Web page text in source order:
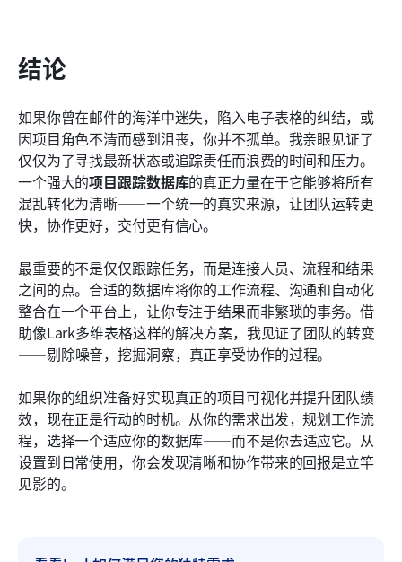
结论
如果你曾在邮件的海洋中迷失，陷入电子表格的纠结，或
因项目角色不清而感到沮丧，你并不孤单。我亲眼见证了
仅仅为了寻找最新状态或追踪责任而浪费的时间和压力。
一个强大的项目跟踪数据库的真正力量在于它能够将所有
混乱转化为清晰——一个统一的真实来源，让团队运转更
快，协作更好，交付更有信心。
最重要的不是仅仅跟踪任务，而是连接人员、流程和结果
之间的点。合适的数据库将你的工作流程、沟通和自动化
整合在一个平台上，让你专注于结果而非繁琐的事务。借
助像Lark多维表格这样的解决方案，我见证了团队的转变
——剔除噪音，挖掘洞察，真正享受协作的过程。
如果你的组织准备好实现真正的项目可视化并提升团队绩
效，现在正是行动的时机。从你的需求出发，规划工作流
程，选择一个适应你的数据库——而不是你去适应它。从
设置到日常使用，你会发现清晰和协作带来的回报是立竿
见影的。